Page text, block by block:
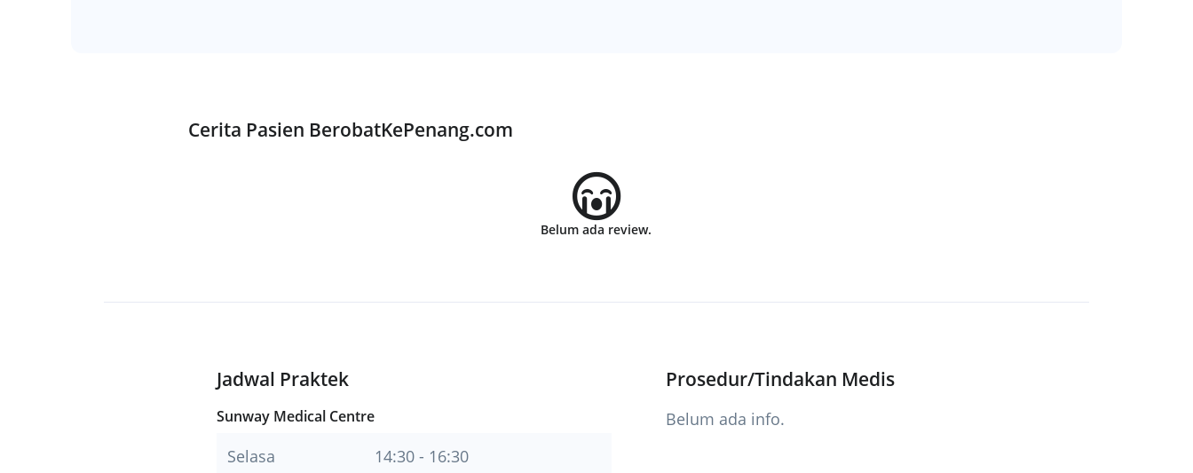
Cerita Pasien BerobatKePenang.com
Belum ada review.
Jadwal Praktek
Sunway Medical Centre
Selasa 14:30 - 16:30
Prosedur/Tindakan Medis
Belum ada info.